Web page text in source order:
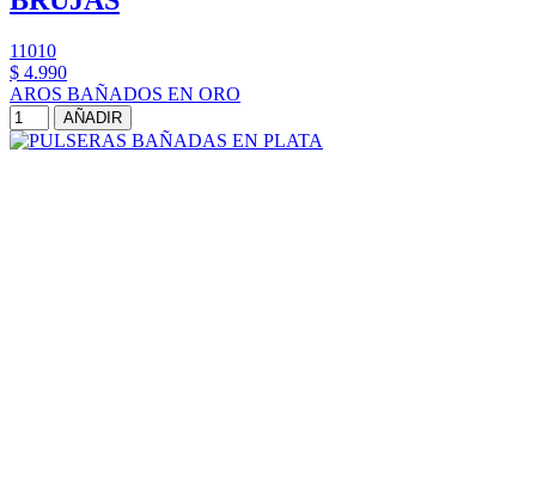
11010
$ 4.990
AROS BAÑADOS EN ORO
AÑADIR